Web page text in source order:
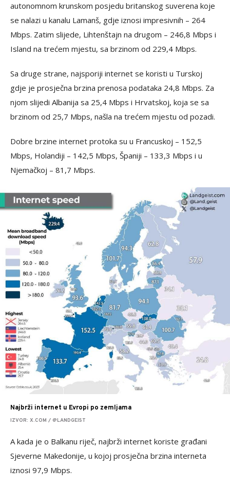
autonomnom krunskom posjedu britanskog suverena koje
se nalazi u kanalu Lamanš, gdje iznosi impresivnih – 264
Mbps. Zatim slijede, Lihtenštajn na drugom – 246,8 Mbps i
Island na trećem mjestu, sa brzinom od 229,4 Mbps.
Sa druge strane, najsporiji internet se koristi u Turskoj
gdje je prosječna brzina prenosa podataka 24,8 Mbps. Za
njom slijedi Albanija sa 25,4 Mbps i Hrvatskoj, koja se sa
brzinom od 25,7 Mbps, našla na trećem mjestu od pozadi.
Dobre brzine internet protoka su u Francuskoj – 152,5
Mbps, Holandiji – 142,5 Mbps, Španiji – 133,3 Mbps i u
Njemačkoj – 81,7 Mbps.
Najbrži internet u Evropi po zemljama
IZVOR: X.COM / @LANDGEIST
A kada je o Balkanu riječ, najbrži internet koriste građani
Sjeverne Makedonije, u kojoj prosječna brzina interneta
iznosi 97,9 Mbps.